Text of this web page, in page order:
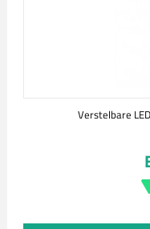
Verstelbare